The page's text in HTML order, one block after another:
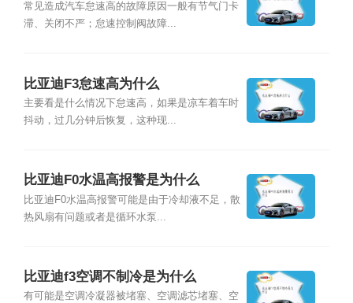
常见造成汽车怠速高的故障原因一般有节气门卡
滞、关闭不严；怠速控制阀故障...
比亚迪F3怠速高为什么
主要看是什么情况下怠速高，如果是凉车着车时
抖动，过几分钟后恢复，这种现...
比亚迪F0水温高报警是为什么
比亚迪F0水温高报警可能是由于冷却液不足，散
热风扇有问题或者是循环水泵...
比亚迪f3空调不制冷是为什么
有可能是空调冷凝器被堵塞、空调滤芯堵塞、空